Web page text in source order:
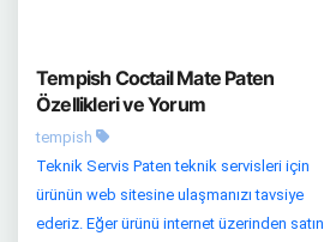
Tempish Coctail Mate Paten
Özellikleri ve Yorum
tempish
Teknik Servis Paten teknik servisleri için
ürünün web sitesine ulaşmanızı tavsiye
ederiz. Eğer ürünü internet üzerinden satın